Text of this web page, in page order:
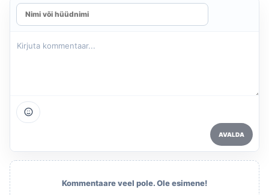
AVALDA
Kommentaare veel pole. Ole esimene!